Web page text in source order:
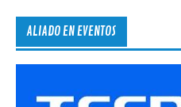
ALIADO EN EVENTOS